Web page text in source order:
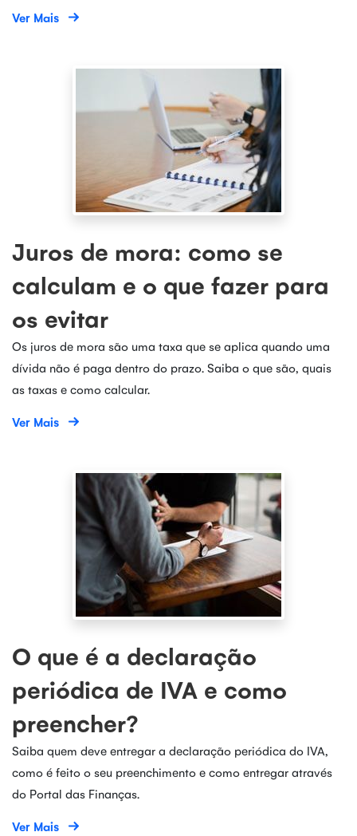
Ver Mais
Juros de mora: como se
calculam e o que fazer para
os evitar
Os juros de mora são uma taxa que se aplica quando uma
dívida não é paga dentro do prazo. Saiba o que são, quais
as taxas e como calcular.
Ver Mais
O que é a declaração
periódica de IVA e como
preencher?
Saiba quem deve entregar a declaração periódica do IVA,
como é feito o seu preenchimento e como entregar através
do Portal das Finanças.
Ver Mais